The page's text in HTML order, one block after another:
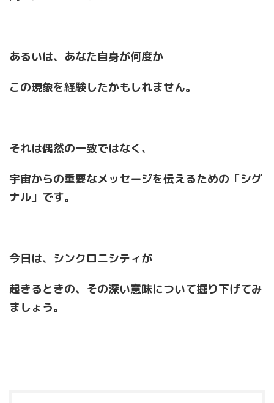
あるいは、あなた自身が何度か
この現象を経験したかもしれません。
それは偶然の一致ではなく、
宇宙からの重要なメッセージを伝えるための「シグ
ナル」です。
今日は、シンクロニシティが
起きるときの、その深い意味について掘り下げてみ
ましょう。